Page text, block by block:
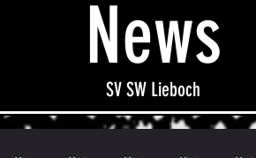
News
SV SW Lieboch